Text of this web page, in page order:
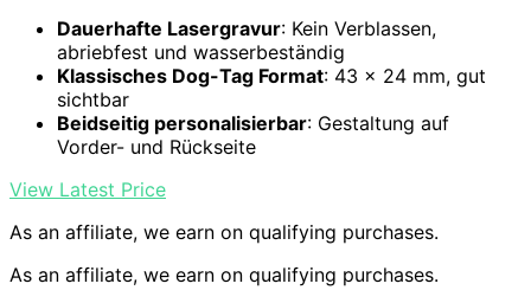
Dauerhafte Lasergravur: Kein Verblassen,
abriebfest und wasserbeständig
Klassisches Dog-Tag Format: 43 × 24 mm, gut
sichtbar
Beidseitig personalisierbar: Gestaltung auf
Vorder- und Rückseite
View Latest Price
As an affiliate, we earn on qualifying purchases.
As an affiliate, we earn on qualifying purchases.